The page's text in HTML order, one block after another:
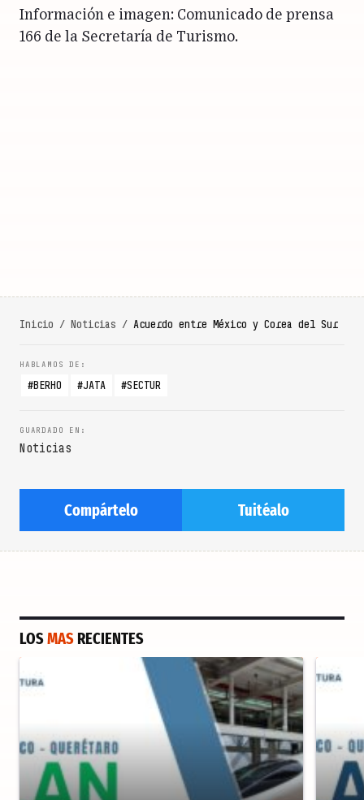
Información e imagen: Comunicado de prensa
166 de la Secretaría de Turismo.
Inicio / Noticias / Acuerdo entre México y Corea del Sur
BERHO JATA SECTUR
Noticias
Compártelo Tuitéalo
LOSMAS RECIENTES